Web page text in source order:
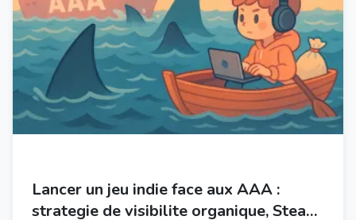
Lancer un jeu indie face aux AAA :
strategie de visibilite organique, Steam